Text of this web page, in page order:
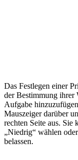
Das Festlegen einer
der Bestimmung
Aufgabe
Mauszeiger darüber
rechten Seite aus. Sie
„Niedrig“ wählen
belassen.